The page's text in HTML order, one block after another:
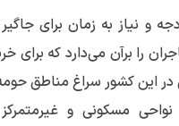
و نیاز به زمان برای
را برآن می‌دارد که برای
این کشور سراغ مناطق
مسکونی و